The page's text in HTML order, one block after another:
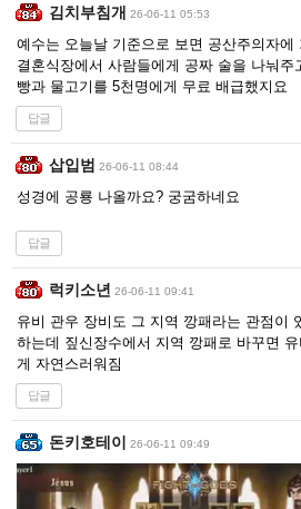
김치부침개 26-06-11 05:53
예수는 오늘날 기준으로 보면 공산주의자에
결혼식장에서 사람들에게 공짜 술을 나눠주
빵과 물고기를 5천명에게 무료 배급했지요
답글
삽입범 26-06-11 08:44
성경에 공룡 나올까요? 궁굼하네요
답글
럭키소년 26-06-11 09:41
유비 관우 장비도 그 지역 깡패라는 관점이
하는데 짚신장수에서 지역 깡패로 바꾸면
게 자연스러워짐
답글
돈키호테이 26-06-11 09:49